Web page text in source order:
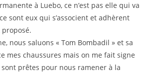
à Luebo, ce n’est pas elle qui va
sont eux qui s’associent et adhèrent
nous saluons « Tom Bombadil » et sa
mes chaussures mais on me fait signe
prêtes pour nous ramener à la